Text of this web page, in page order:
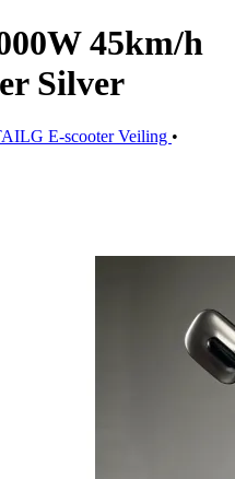
45km/h
Silver
E-scooter Veiling •